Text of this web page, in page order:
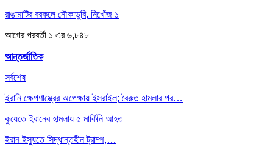
রাঙামাটির বরকলে নৌকাডুবি, নিখোঁজ ১
আগেরপরবর্তী ১ এর ৬,৮৪৮
আন্তর্জাতিক
সর্বশেষ
ইরানি ক্ষেপণাস্ত্রের অপেক্ষায় ইসরাইল; বৈরুত হামলার পর…
কুয়েতে ইরানের হামলায় ৫ মার্কিনি আহত
ইরান ইস্যুতে সিদ্ধান্তহীন ট্রাম্প,…